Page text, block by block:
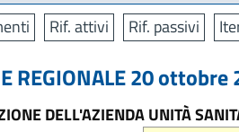
Rif. attivi Rif. passivi
REGIONALE 20 ottobre
DELL'AZIENDA UNITÀ